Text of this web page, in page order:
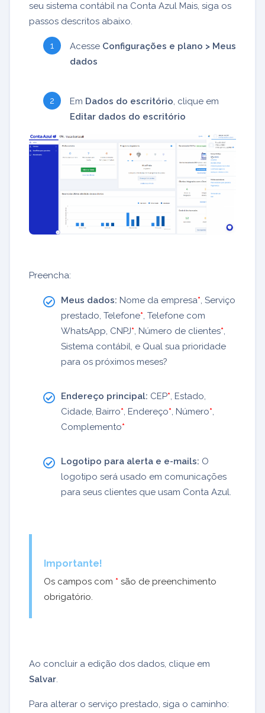
seu sistema contábil na Conta Azul Mais, siga os
passos descritos abaixo.
Acesse Configurações e plano > Meus
dados
Em Dados do escritório, clique em
Editar dados do escritório
Preencha:
Meus dados: Nome da empresa* , Serviço
prestado, Telefone* , Telefone com
WhatsApp, CNPJ* , Número de clientes*
Sistema contábil, e Qual sua prioridade
para os próximos meses?
Endereço principal: CEP* , Estado,
Cidade, Bairro* , Endereço* , Número*
Complemento*
Logotipo para alerta e e-mails: O
logotipo será usado em comunicações
para seus clientes que usam Conta Azul.
Importante!
Os campos com * são de preenchimento
obrigatório.
Ao concluir a edição dos dados, clique em
Salvar.
Para alterar o serviço prestado, siga o caminho: